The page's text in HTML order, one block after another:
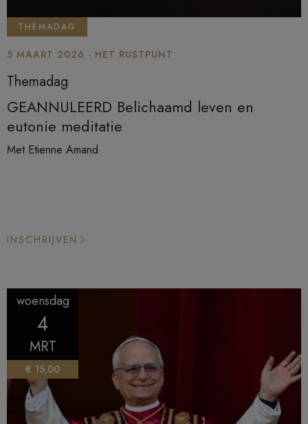
THEMADAG
5 MAART 2026 - HET RUSTPUNT
Themadag
GEANNULEERD Belichaamd leven en
eutonie meditatie
Met Etienne Amand
INSCHRIJVEN
woensdag
4
MRT
€ 15,00